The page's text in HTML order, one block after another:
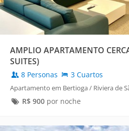
AMPLIO APARTAMENTO
SUITES)
8 Personas 3 Cuartos
Apartamento em Bertioga / Riviera de
R$ 900por noche